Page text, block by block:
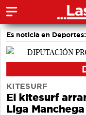
Es noticia en Deportes:
Motor
Bolos
KITESURF
El kitesurf
Liga